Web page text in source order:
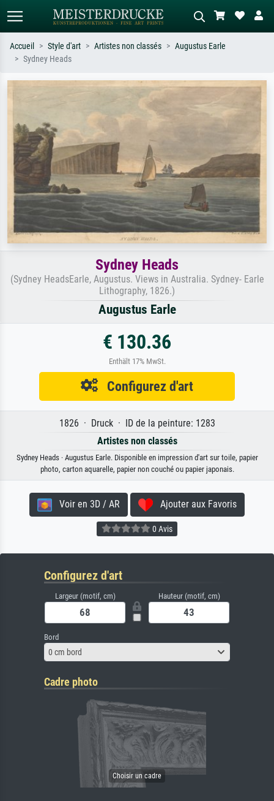
impressionnisme, vague de Hokusai,
Décrivez la scène – ex. prairie verte,
abstrait avec beaucoup de rouge,
tableau sombre, nu debout près d'un
Accueil Style d'art Artistes non classés
Augustus Earle
Sydney Heads
Sydney Heads
(Sydney HeadsEarle, Augustus. Views in Australia. Sydney- Earle
Lithography, 1826.)
Augustus Earle
€ 130.36
Enthält 17% MwSt.
Configurez d'art
1826 · Druck · ID de la peinture: 1283
Artistes non classés
Sydney Heads · Augustus Earle. Disponible en impression d'art sur toile, papier
photo, carton aquarelle, papier non couché ou papier japonais.
Voir en 3D / AR Ajouter aux Favoris
0 Avis
Configurez d'art
Largeur (motif, cm) Hauteur (motif, cm)
Bord
0 cm bord
Cadre photo